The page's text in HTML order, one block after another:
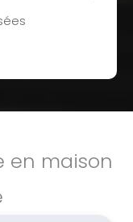
en maison